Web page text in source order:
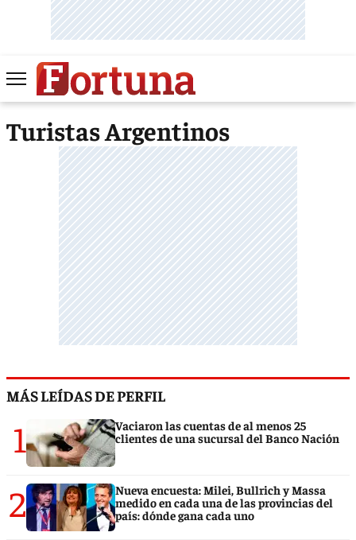
Turistas Argentinos
MÁS LEÍDAS DE PERFIL
1
Vaciaron las cuentas de al menos 25
clientes de una sucursal del Banco Nación
2
Nueva encuesta: Milei, Bullrich y Massa
medido en cada una de las provincias del
país: dónde gana cada uno